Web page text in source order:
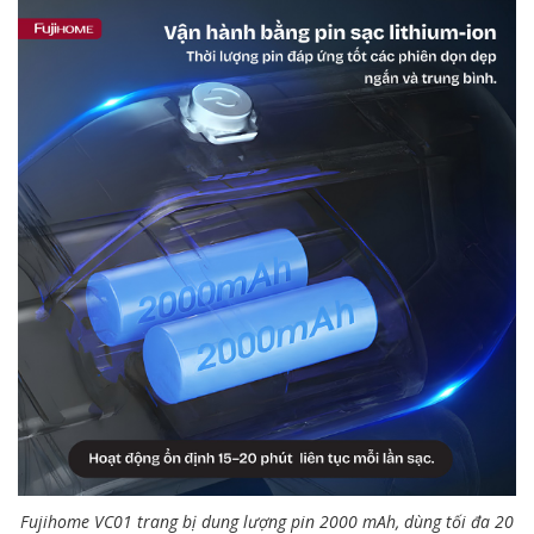
Fujihome VC01 trang bị dung lượng pin 2000 mAh, dùng tối đa 20